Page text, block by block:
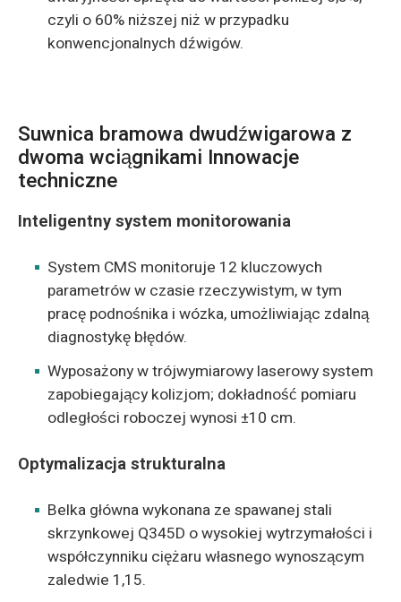
czyli o 60% niższej niż w przypadku
konwencjonalnych dźwigów.
Suwnica bramowa dwudźwigarowa z
dwoma wciągnikami Innowacje
techniczne
Inteligentny system monitorowania
System CMS monitoruje 12 kluczowych
parametrów w czasie rzeczywistym, w tym
pracę podnośnika i wózka, umożliwiając zdalną
diagnostykę błędów.
Wyposażony w trójwymiarowy laserowy system
zapobiegający kolizjom; dokładność pomiaru
odległości roboczej wynosi ±10 cm.
Optymalizacja strukturalna
Belka główna wykonana ze spawanej stali
skrzynkowej Q345D o wysokiej wytrzymałości i
współczynniku ciężaru własnego wynoszącym
zaledwie 1,15.